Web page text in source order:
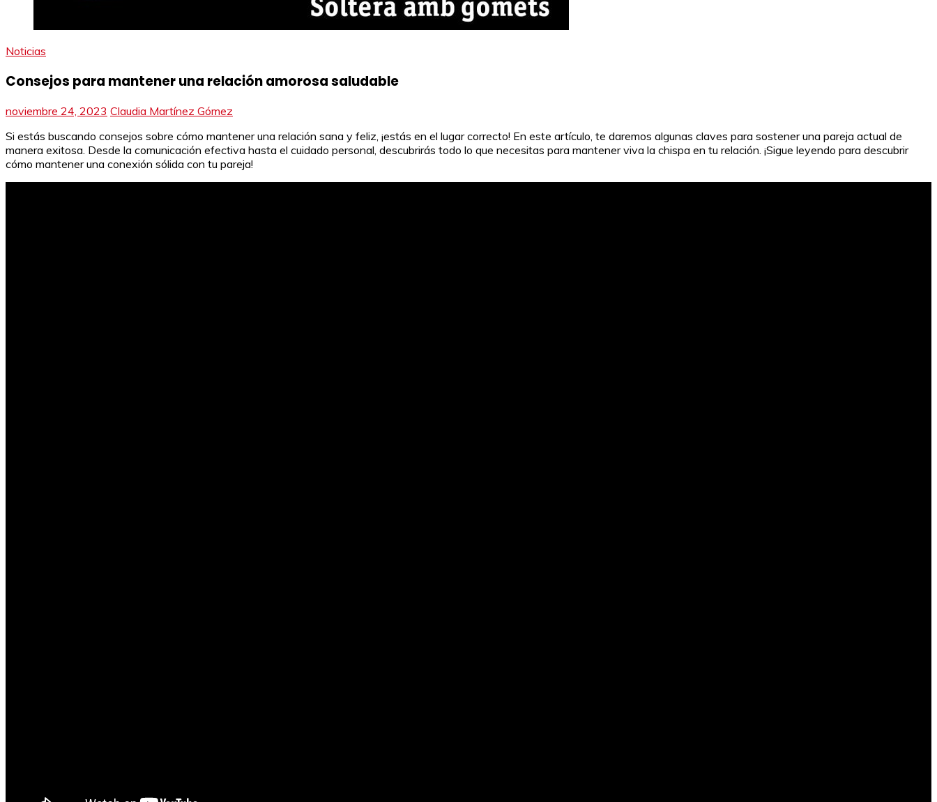
Noticias
Consejos para mantener una relación amorosa saludable
noviembre 24, 2023 Claudia Martínez Gómez
Si estás buscando consejos sobre cómo mantener una relación sana y feliz, ¡estás en el lugar correcto! En este artículo, te daremos algunas claves para sostener una pareja actual de
manera exitosa. Desde la comunicación efectiva hasta el cuidado personal, descubrirás todo lo que necesitas para mantener viva la chispa en tu relación. ¡Sigue leyendo para descubrir
cómo mantener una conexión sólida con tu pareja!